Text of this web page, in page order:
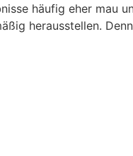
häufig eher mau
herausstellen.